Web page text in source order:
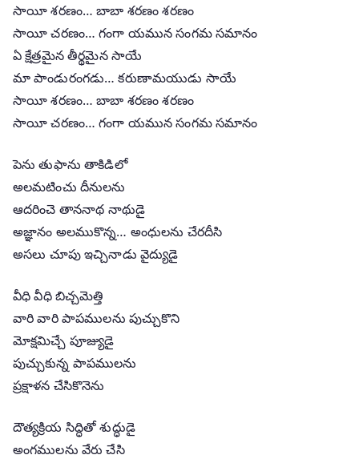
సాయీ శరణం… బాబా శరణం శరణం
సాయీ చరణం… గంగా యమున సంగమ సమానం
ఏ క్షేత్రమైన తీర్థమైన సాయే
మా పాండురంగడు… కరుణామయుడు సాయే
సాయీ శరణం… బాబా శరణం శరణం
సాయీ చరణం… గంగా యమున సంగమ సమానం
పెను తుఫాను తాకిడిలో
అలమటించు దీనులను
ఆదరించె తాననాథ నాథుడై
అజ్ఞానం అలముకొన్న… అంధులను చేరదీసి
అసలు చూపు ఇచ్చినాడు వైద్యుడై
వీధి వీధి బిచ్చమెత్తి
వారి వారి పాపములను పుచ్చుకొని
మోక్షమిచ్చే పూజ్యుడై
పుచ్చుకున్న పాపములను
ప్రక్షాళన చేసికొనెను
దౌత్యక్రియ సిద్ధితో శుద్ధుడై
అంగములను వేరు చేసి